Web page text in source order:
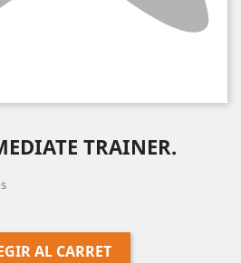
TRAINER.
AL CARRET